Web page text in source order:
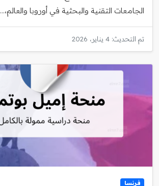
الجامعات التقنية والبحثية في أوروبا والعالم،...
تم التحديث: 4 يناير، 2026
فرنسا